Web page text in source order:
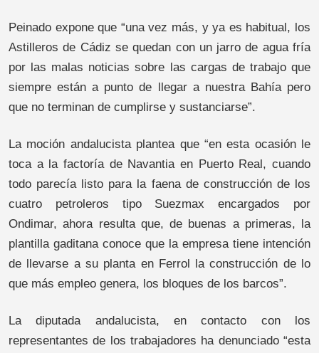
Peinado expone que “una vez más, y ya es habitual, los
Astilleros de Cádiz se quedan con un jarro de agua fría
por las malas noticias sobre las cargas de trabajo que
siempre están a punto de llegar a nuestra Bahía pero
que no terminan de cumplirse y sustanciarse”.
La moción andalucista plantea que “en esta ocasión le
toca a la factoría de Navantia en Puerto Real, cuando
todo parecía listo para la faena de construcción de los
cuatro petroleros tipo Suezmax encargados por
Ondimar, ahora resulta que, de buenas a primeras, la
plantilla gaditana conoce que la empresa tiene intención
de llevarse a su planta en Ferrol la construcción de lo
que más empleo genera, los bloques de los barcos”.
La diputada andalucista, en contacto con los
representantes de los trabajadores ha denunciado “esta